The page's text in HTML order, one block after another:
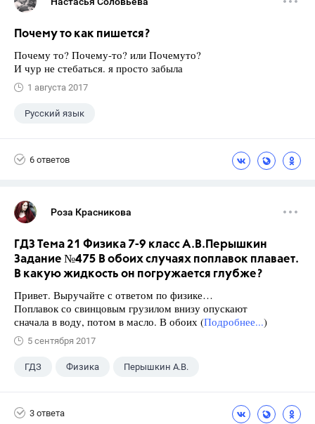
Почему то как пишется?
Почему то? Почему-то? или Почемуто?
И чур не стебаться. я просто забыла
1 августа 2017
Русский язык
6 ответов
Роза Красникова
ГДЗ Тема 21 Физика 7-9 класс А.В.Перышкин
Задание №475 В обоих случаях поплавок плавает.
В какую жидкость он погружается глубже?
Привет. Выручайте с ответом по физике…
Поплавок со свинцовым грузилом внизу опускают
сначала в воду, потом в масло. В обоих (Подробнее...)
5 сентября 2017
ГДЗ Физика Перышкин А.В.
3 ответа